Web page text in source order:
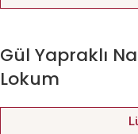
Gül Yapraklı
Lokum